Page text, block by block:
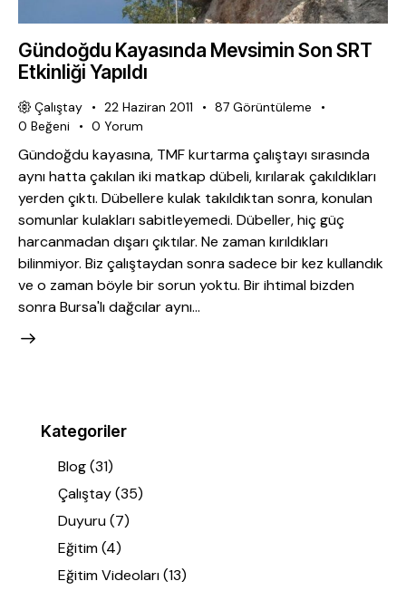
Gündoğdu Kayasında Mevsimin Son SRT
Etkinliği Yapıldı
Çalıştay 22 Haziran 2011 87 Görüntüleme
0 Beğeni 0 Yorum
Gündoğdu kayasına, TMF kurtarma çalıştayı sırasında
aynı hatta çakılan iki matkap dübeli, kırılarak çakıldıkları
yerden çıktı. Dübellere kulak takıldıktan sonra, konulan
somunlar kulakları sabitleyemedi. Dübeller, hiç güç
harcanmadan dışarı çıktılar. Ne zaman kırıldıkları
bilinmiyor. Biz çalıştaydan sonra sadece bir kez kullandık
ve o zaman böyle bir sorun yoktu. Bir ihtimal bizden
sonra Bursa'lı dağcılar aynı…
Kategoriler
Blog(31)
Çalıştay(35)
Duyuru(7)
Eğitim(4)
Eğitim Videoları(13)